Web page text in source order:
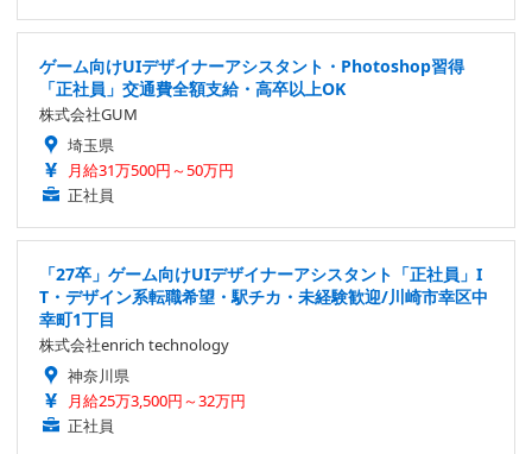
ゲーム向けUIデザイナーアシスタント・Photoshop習得
「正社員」交通費全額支給・高卒以上OK
株式会社GUM
埼玉県
月給31万500円～50万円
正社員
「27卒」ゲーム向けUIデザイナーアシスタント「正社員」I
T・デザイン系転職希望・駅チカ・未経験歓迎/川崎市幸区中
幸町1丁目
株式会社enrich technology
神奈川県
月給25万3,500円～32万円
正社員